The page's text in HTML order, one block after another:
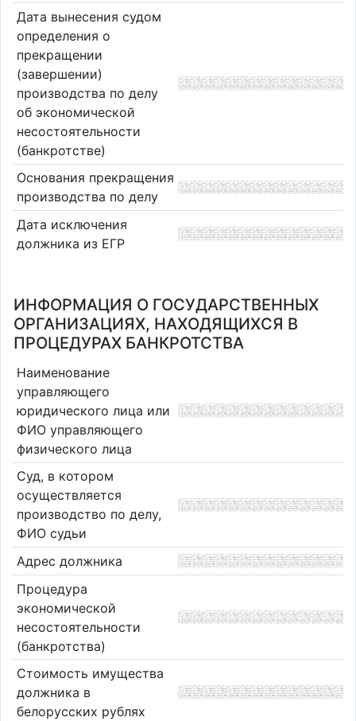
Дата вынесения судом
определения о
прекращении
(завершении)
производства по делу
об экономической
несостоятельности
(банкротстве)
Основания прекращения
производства по делу
Дата исключения
должника из ЕГР
ИНФОРМАЦИЯ О ГОСУДАРСТВЕННЫХ
ОРГАНИЗАЦИЯХ, НАХОДЯЩИХСЯ В
ПРОЦЕДУРАХ БАНКРОТСТВА
Наименование
управляющего
юридического лица или
ФИО управляющего
физического лица
Суд, в котором
осуществляется
производство по делу,
ФИО судьи
Адрес должника
Процедура
экономической
несостоятельности
(банкротства)
Стоимость имущества
должника в
белорусских рублях